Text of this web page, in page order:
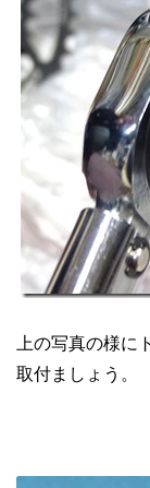
上の写真の様に
取付ましょう。